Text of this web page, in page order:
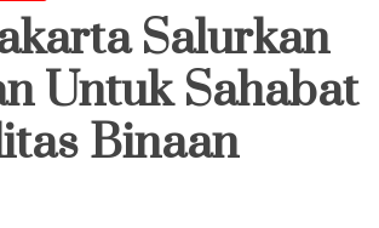
Salurkan
Untuk Sahabat
Binaan